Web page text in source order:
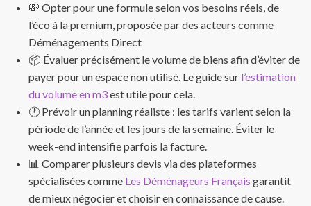
💸 Opter pour une formule selon vos besoins réels, de
l’éco à la premium, proposée par des acteurs comme
Déménagements Direct
📦 Évaluer précisément le volume de biens afin d’éviter de
payer pour un espace non utilisé. Le guide sur l’estimation
du volume en m3est utile pour cela.
🕐 Prévoir un planning réaliste : les tarifs varient selon la
période de l’année et les jours de la semaine. Éviter le
week-end intensifie parfois la facture.
📊 Comparer plusieurs devis via des plateformes
spécialisées comme Les Déménageurs Français garantit
de mieux négocier et choisir en connaissance de cause.